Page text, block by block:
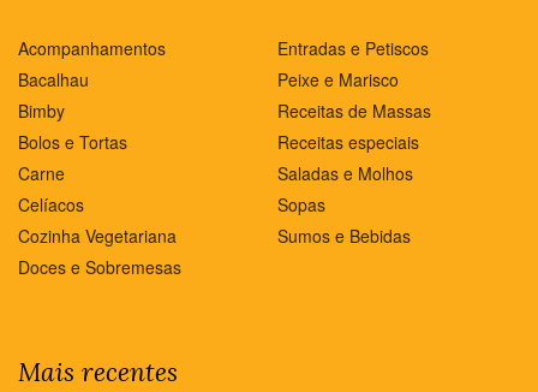
Acompanhamentos
Bacalhau
Bimby
Bolos e Tortas
Carne
Celíacos
Cozinha Vegetariana
Doces e Sobremesas
Entradas e Petiscos
Peixe e Marisco
Receitas de Massas
Receitas especiais
Saladas e Molhos
Sopas
Sumos e Bebidas
Mais recentes